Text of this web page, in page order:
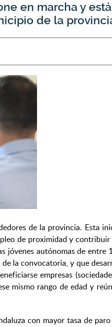
en marcha y
de la
de la provincia. Esta
de proximidad y
autónomas de entre
la convocatoria, y que
empresas
mismo rango de edad y
con mayor tasa de